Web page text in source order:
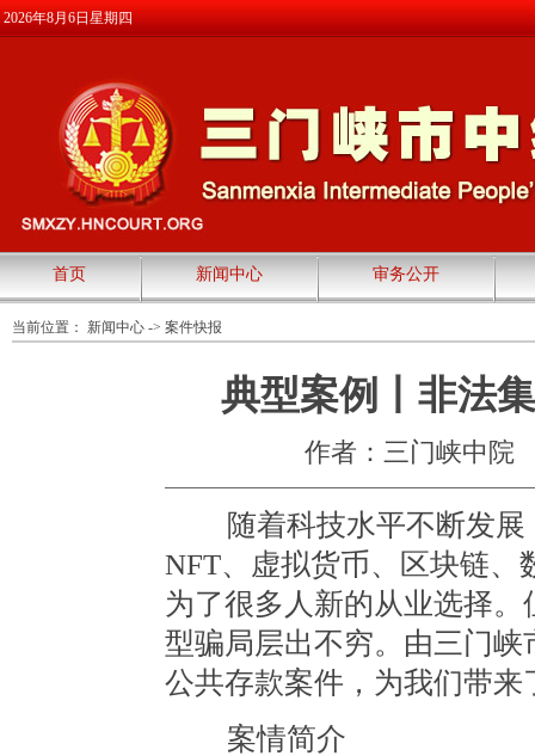
2026年8月6日星期四
首页 新闻中心 审务公开
当前位置： 新闻中心 -> 案件快报
典型案例丨非法
作者：三门峡中院
随着科技水平不断发展
NFT、虚拟货币、区块链、
为了很多人新的从业选择
型骗局层出不穷。由三门
公共存款案件，为我们带来
案情简介